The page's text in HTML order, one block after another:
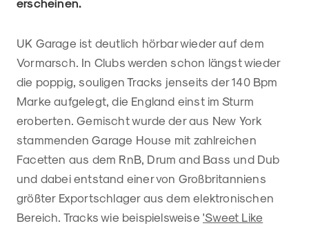
UK Garage ist deutlich hörbar wieder auf dem
Vormarsch. In Clubs werden schon längst wieder
die poppig, souligen Tracks jenseits der 140 Bpm
Marke aufgelegt, die England einst im Sturm
eroberten. Gemischt wurde der aus New York
stammenden Garage House mit zahlreichen
Facetten aus dem RnB, Drum and Bass und Dub
und dabei entstand einer von Großbritanniens
größter Exportschlager aus dem elektronischen
Bereich. Tracks wie beispielsweise 'Sweet Like